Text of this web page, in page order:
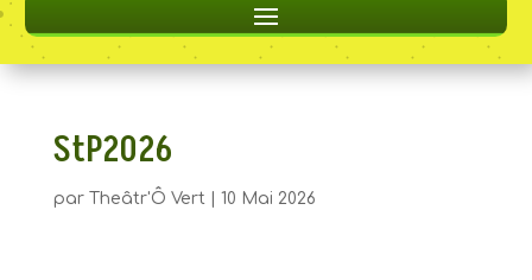
StP2026
par Theâtr'Ô Vert| 10 Mai 2026